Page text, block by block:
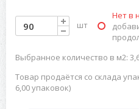
шт
Нет в
Выбранное количество в м2:
Товар продаётся со склада
6,00 упаковок)